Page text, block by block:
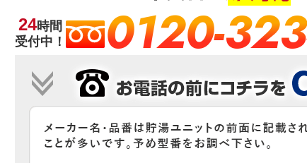
24時間
受付中！
0120-